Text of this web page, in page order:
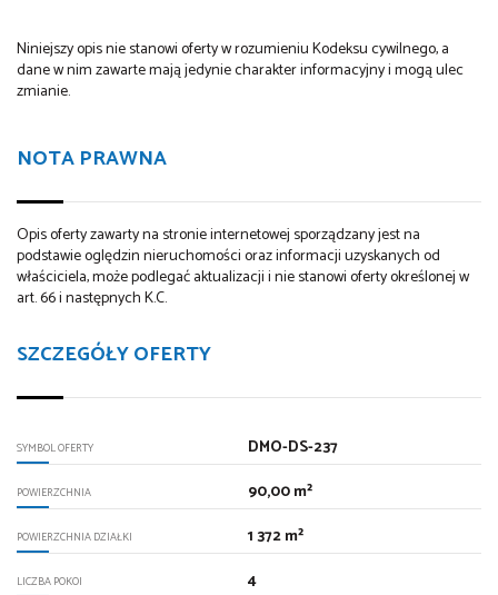
Niniejszy opis nie stanowi oferty w rozumieniu Kodeksu cywilnego, a
dane w nim zawarte mają jedynie charakter informacyjny i mogą ulec
zmianie.
NOTA PRAWNA
Opis oferty zawarty na stronie internetowej sporządzany jest na
podstawie oględzin nieruchomości oraz informacji uzyskanych od
właściciela, może podlegać aktualizacji i nie stanowi oferty określonej w
art. 66 i następnych K.C.
SZCZEGÓŁY OFERTY
SYMBOL OFERTY DMO-DS-237
POWIERZCHNIA 90,00 m²
POWIERZCHNIA DZIAŁKI 1 372 m²
LICZBA POKOI 4